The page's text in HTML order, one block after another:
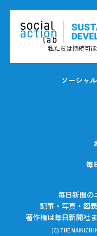
私たちは持続可
ソーシャ
毎
毎日新聞の
記事・写真・図
著作権は毎日新聞社
(C) THE